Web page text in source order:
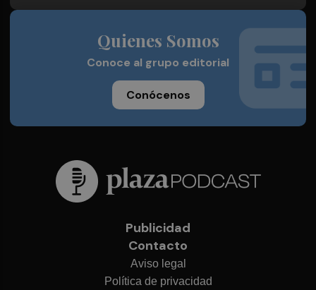
Quienes Somos
Conoce al grupo editorial
Conócenos
Publicidad
Contacto
Aviso legal
Política de privacidad